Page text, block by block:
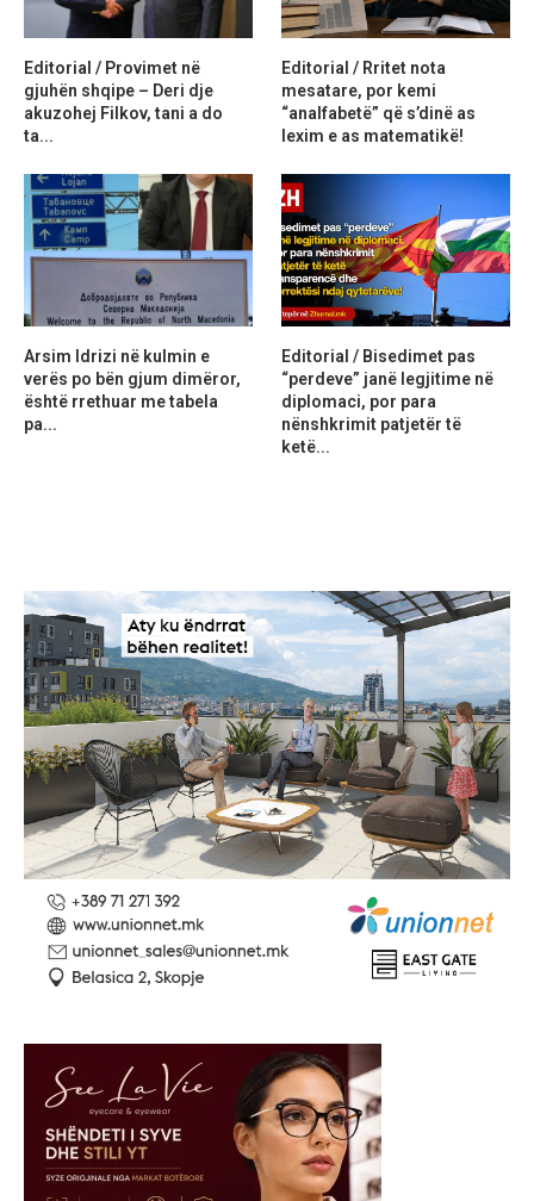
Editorial / Provimet në
gjuhën shqipe – Deri dje
akuzohej Filkov, tani a do
ta...
Editorial / Rritet nota
mesatare, por kemi
“analfabetë” që s’dinë as
lexim e as matematikë!
Arsim Idrizi në kulmin e
verës po bën gjum dimëror,
është rrethuar me tabela
pa...
Editorial / Bisedimet pas
“perdeve” janë legjitime në
diplomaci, por para
nënshkrimit patjetër të
ketë...